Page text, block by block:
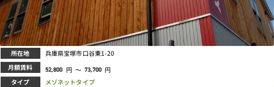
所在地 兵庫県宝塚市口谷東1-20
月額賃料 52,800 円 ～ 73,700 円
タイプ メゾネットタイプ